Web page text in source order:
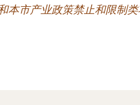
市产业政策禁止和限制类